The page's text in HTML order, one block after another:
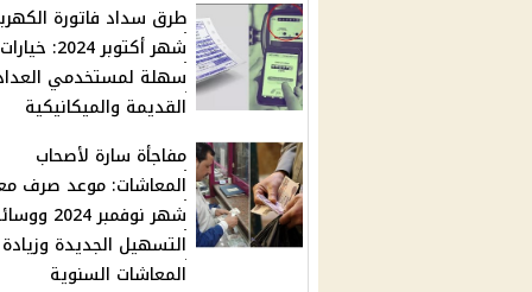
طرق سداد فاتورة
شهر أكتوبر 2024: خيارات
سهلة لمستخدمي
القديمة والميكانيكية
مفاجأة سارة لأصحاب
المعاشات: موعد صرف
شهر نوفمبر 2024
التسهيل الجديدة وزيادة
المعاشات السنوية